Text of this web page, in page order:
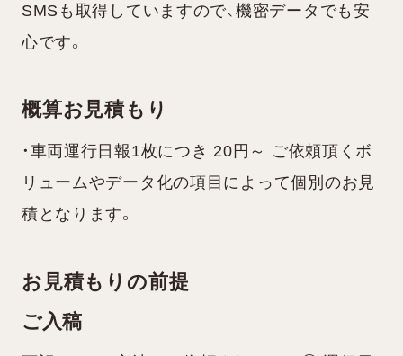
SMSも取得していますので、機密データでも安
心です。
概算お見積もり
・車両運行日報1枚につき 20円～ ご依頼頂くボ
リュームやデータ化の項目によって個別のお見
積となります。
お見積もりの前提
ご入稿